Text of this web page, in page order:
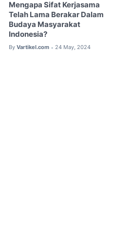
Mengapa Sifat Kerjasama
Telah Lama Berakar Dalam
Budaya Masyarakat
Indonesia?
By Vartikel.com • 24 May, 2024